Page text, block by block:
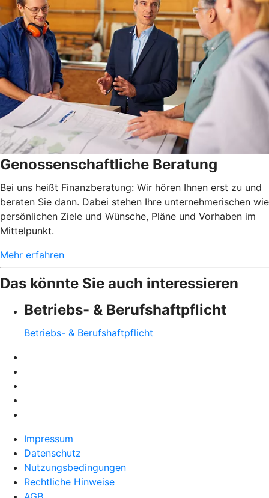
Genossenschaftliche Beratung
Bei uns heißt Finanzberatung: Wir hören Ihnen erst zu und
beraten Sie dann. Dabei stehen Ihre unternehmerischen wie
persönlichen Ziele und Wünsche, Pläne und Vorhaben im
Mittelpunkt.
Mehr erfahren
Das könnte Sie auch interessieren
Betriebs- & Berufshaftpflicht
Betriebs- & Berufshaftpflicht
Impressum
Datenschutz
Nutzungsbedingungen
Rechtliche Hinweise